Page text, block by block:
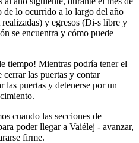
lo ocurrido a lo largo del año
y egresos (Di-s libre y
se encuentra y cómo puede
tiempo! Mientras podría tener el
cerrar las puertas y contar
las puertas y detenerse por un
cuando las secciones de
poder llegar a Vaiélej - avanzar,
firme.